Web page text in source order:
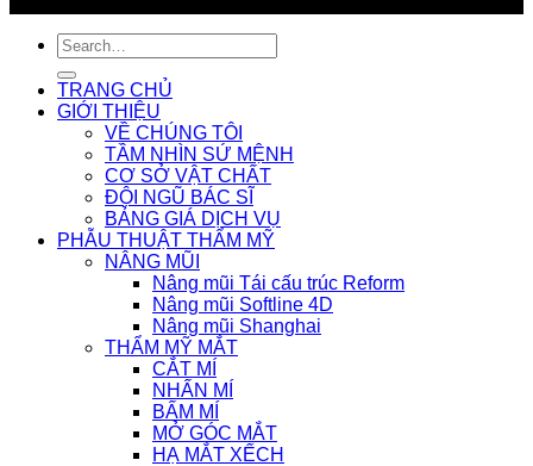
TRANG CHỦ
GIỚI THIỆU
VỀ CHÚNG TÔI
TẦM NHÌN SỨ MỆNH
CƠ SỞ VẬT CHẤT
ĐỘI NGŨ BÁC SĨ
BẢNG GIÁ DỊCH VỤ
PHẪU THUẬT THẨM MỸ
NÂNG MŨI
Nâng mũi Tái cấu trúc Reform
Nâng mũi Softline 4D
Nâng mũi Shanghai
THẨM MỸ MẮT
CẮT MÍ
NHẤN MÍ
BẤM MÍ
MỞ GÓC MẮT
HẠ MẮT XẾCH